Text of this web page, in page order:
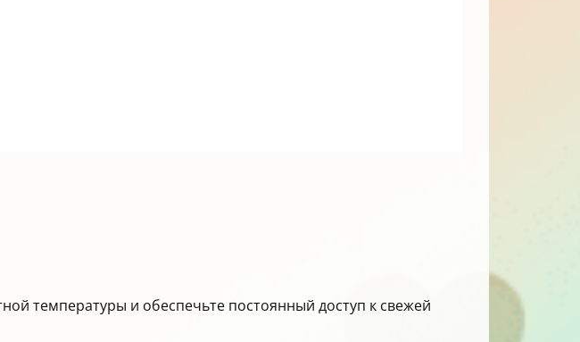
температуры и обеспечьте постоянный доступ к свежей